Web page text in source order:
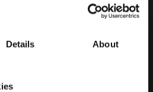
Details About
av Search Engine Land her.